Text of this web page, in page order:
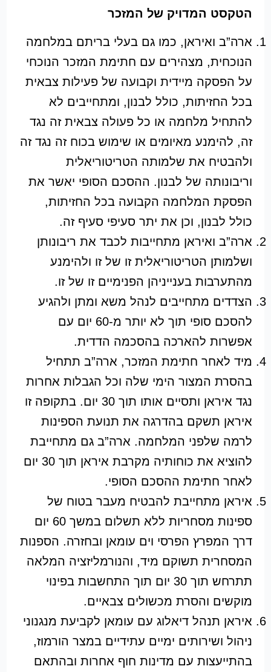
הטקסט המדויק של המזכר
ארה”ב ואיראן, כמו גם בעלי בריתם במלחמה
הנוכחית, מצהירים עם חתימת המזכר הנוכחי
על הפסקה מיידית וקבועה של פעילות צבאית
בכל החזיתות, כולל לבנון, ומתחייבים לא
להתחיל מלחמה או כל פעולה צבאית זה נגד
זה, להימנע מאיומים או שימוש בכוח זה נגד זה
ולהבטיח את שלמותה הטריטוריאלית
וריבונותה של לבנון. ההסכם הסופי יאשר את
הפסקת המלחמה הקבועה בכל החזיתות,
כולל לבנון, וכן את יתר סעיפי סעיף זה.
ארה”ב ואיראן מתחייבות לכבד את ריבונותן
ושלמותן הטריטוריאלית זו של זו ולהימנע
מהתערבות בענייניהן הפנימיים זו של זו.
הצדדים מתחייבים לנהל משא ומתן ולהגיע
להסכם סופי תוך לא יותר מ-60 יום עם
אפשרות להארכה בהסכמה הדדית.
מיד לאחר חתימת המזכר, ארה”ב תתחיל
בהסרת המצור הימי שלה וכל הגבלות אחרות
נגד איראן ותסיים אותו תוך 30 יום. בתקופה זו
איראן תשקם בהדרגה את תנועת הספינות
לרמה שלפני המלחמה. ארה”ב גם מתחייבת
להוציא את כוחותיה מקרבת איראן תוך 30 יום
לאחר חתימת ההסכם הסופי.
איראן מתחייבת להבטיח מעבר בטוח של
ספינות מסחריות ללא תשלום במשך 60 יום
דרך המפרץ הפרסי וים עומאן ובחזרה. הספנות
המסחרית תשוקם מיד, והנורמליזציה המלאה
תתרחש תוך 30 יום תוך התחשבות בפינוי
מוקשים והסרת מכשולים צבאיים.
איראן תנהל דיאלוג עם עומאן לקביעת מנגנוני
ניהול ושירותים ימיים עתידיים במצר הורמוז,
בהתייעצות עם מדינות חוף אחרות ובהתאם